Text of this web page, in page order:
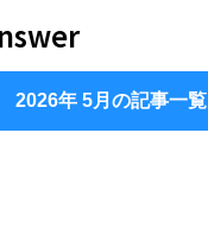
2026年 5月の記事一覧